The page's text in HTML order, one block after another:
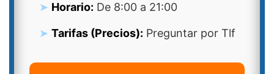
Horario: De 8:00 a 21:00
Tarifas (Precios): Preguntar por Tlf